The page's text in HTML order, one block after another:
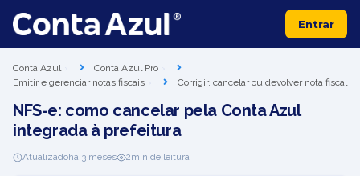
Entrar
Conta Azul
Conta Azul Pro
Emitir e gerenciar notas fiscais
Corrigir, cancelar ou devolver nota fiscal
NFS-e: como cancelar pela Conta Azul
integrada à prefeitura
Atualizadohá 3 meses 2min de leitura